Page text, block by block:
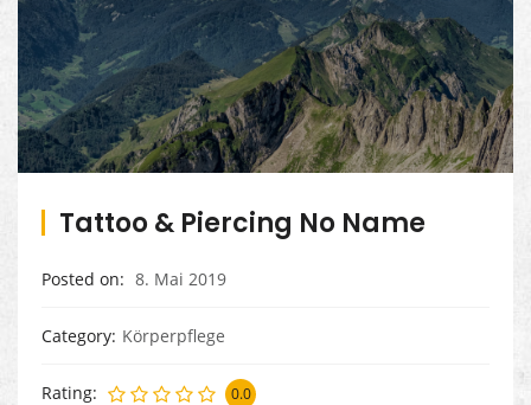
Tattoo & Piercing No Name
Posted on 8. Mai 2019
Category Körperpflege
Rating 0.0